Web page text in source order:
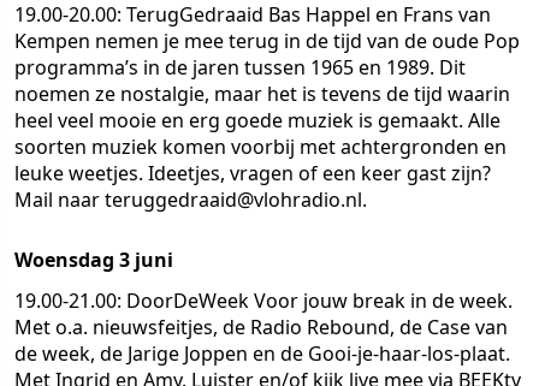
19.00-20.00: TerugGedraaid Bas Happel en Frans van
Kempen nemen je mee terug in de tijd van de oude Pop
programma’s in de jaren tussen 1965 en 1989. Dit
noemen ze nostalgie, maar het is tevens de tijd waarin
heel veel mooie en erg goede muziek is gemaakt. Alle
soorten muziek komen voorbij met achtergronden en
leuke weetjes. Ideetjes, vragen of een keer gast zijn?
Mail naar teruggedraaid@vlohradio.nl.
Woensdag 3 juni
19.00-21.00: DoorDeWeekVoor jouw break in de week.
Met o.a. nieuwsfeitjes, de Radio Rebound, de Case van
de week, de Jarige Joppen en de Gooi-je-haar-los-plaat.
Met Ingrid en Amy. Luister en/of kijk live mee via BEEKtv